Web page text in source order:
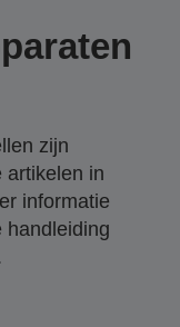
zijn
artikelen in
informatie
handleiding